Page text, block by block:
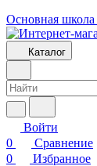
Основная школа
Каталог
Войти
0
Сравнение
0
Избранное